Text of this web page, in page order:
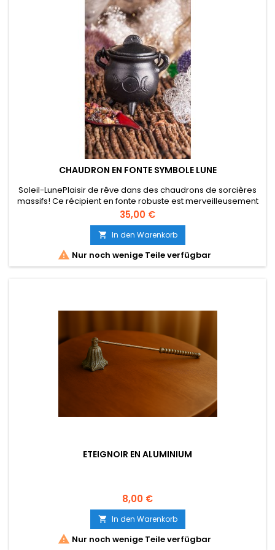
CHAUDRON EN FONTE SYMBOLE LUNE
Soleil-LunePlaisir de rêve dans des chaudrons de sorcières
massifs! Ce récipient en fonte robuste est merveilleusement
lourd et donne à l'encens une portion supplémentaire de
puissance selon le symbole. La poignée comme poignée de
transport permet également de changer le nettoyage de la
maison et du jardin, tandis que le dégagement de chaleur
est isolé...
Preis
35,00 €
 In den Warenkorb
 Nur noch wenige Teile verfügbar
ETEIGNOIR EN ALUMINIUM
Preis
8,00 €
 In den Warenkorb
 Nur noch wenige Teile verfügbar